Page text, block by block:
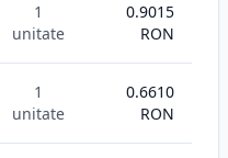
1
unitate
0.9015
RON
1
unitate
0.6610
RON